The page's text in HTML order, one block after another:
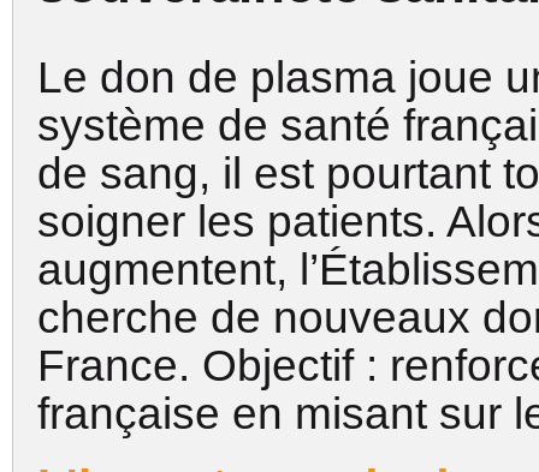
Le don de plasma joue
système de santé
de sang, il est pourtant
soigner les patients.
augmentent,
cherche de nouveaux
France. Objectif :
française en misant sur